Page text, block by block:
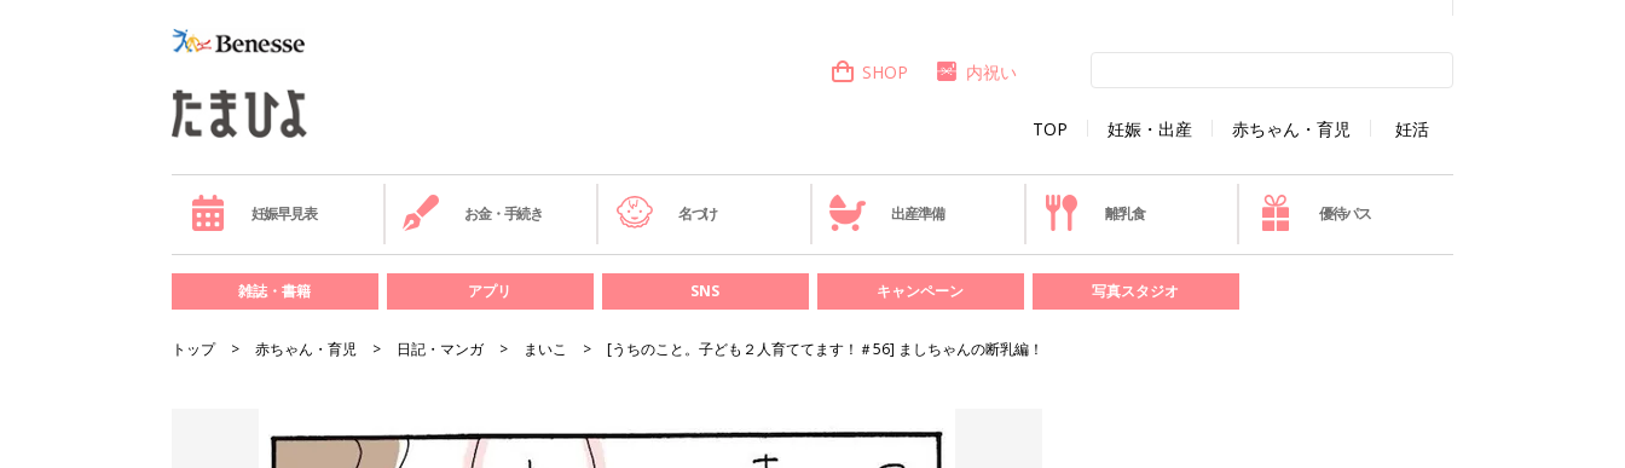
TOP 妊娠・出産 赤ちゃん・育児 妊活
SHOP 内祝い
妊娠早見表 お金・手続き 名づけ 出産準備 離乳食 優待パス
雑誌・書籍 アプリ SNS キャンペーン 写真スタジオ
トップ 赤ちゃん・育児 日記・マンガ まいこ [うちのこと。子ども２人育ててます！＃56] ましちゃんの断乳編！